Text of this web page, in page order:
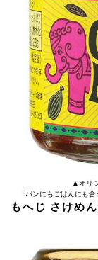
▲オリ
「パンにもごはんにも合
もへじ さけめ